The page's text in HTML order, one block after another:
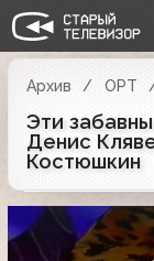
Архив ОРТ
Эти
Денис
Костюшкин